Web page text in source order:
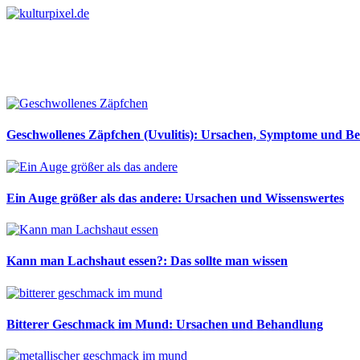
Geschwollenes Zäpfchen (Uvulitis): Ursachen, Symptome und
Ein Auge größer als das andere: Ursachen und Wissenswertes
Kann man Lachshaut essen?: Das sollte man wissen
Bitterer Geschmack im Mund: Ursachen und Behandlung